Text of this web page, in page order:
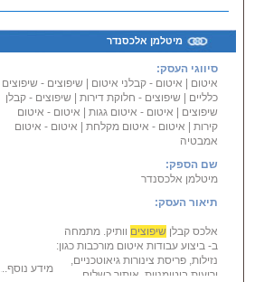
• ביצוע כל עבודות השיפוצים מא' עד
• שרות הקמת \ בניית בתים צמודי
קרקע, וילות, בתים דוקומתיים, מבנים
עד 3 קומות.
מיטלמן אלכסנדר
סיווגי העסק:
איטום
איטום - קבלני איטום
שיפוצים - שיפוצים
כלליים
שיפוצים - חלוקת דירות| שיפוצים - קבלן
שיפוצים
איטום - איטום גגות| איטום - איטום
קירות| איטום - איטום מקלחת| איטום - איטום
אמבטיה
שם הספק:
מיטלמן אלכסנדר
תיאור העסק:
אלכס קבלן שיפוצים וותיק. מתמחה
ב- ביצוע עבודות איטום מורכבות כגון:
נזילות, פריסת צינורות גיאוטכניים,
יריעות ביטומניות, איתור כשלים
מידע נוסף...